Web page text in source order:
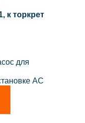
к торкрет
для
АС